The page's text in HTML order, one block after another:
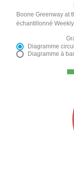
Boone Greenway at
échantillonné
Diagramme
Diagramme à